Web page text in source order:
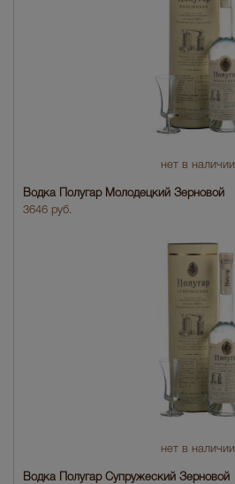
нет в наличии
Водка Полугар Молодецкий Зерновой
3646 руб.
нет в наличии
Водка Полугар Супружеский Зерновой